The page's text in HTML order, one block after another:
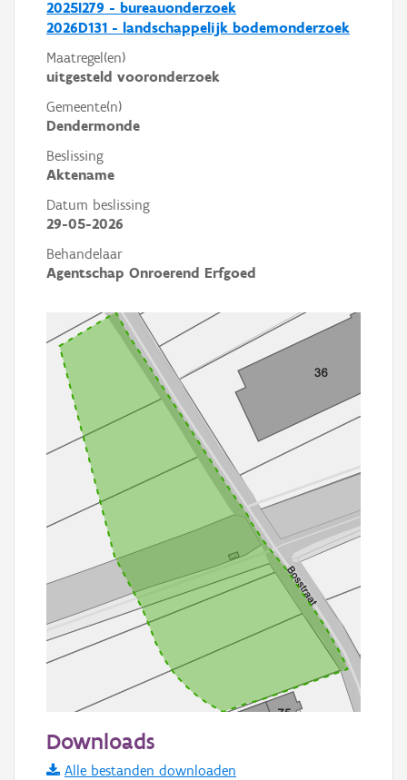
2025I279 - bureauonderzoek
2026D131 - landschappelijk bodemonderzoek
Maatregel(en)
uitgesteld vooronderzoek
Gemeente(n)
Dendermonde
Beslissing
Aktename
Datum beslissing
29-05-2026
Behandelaar
Agentschap Onroerend Erfgoed
Informatie Vlaanderen
Downloads
Alle bestanden downloaden